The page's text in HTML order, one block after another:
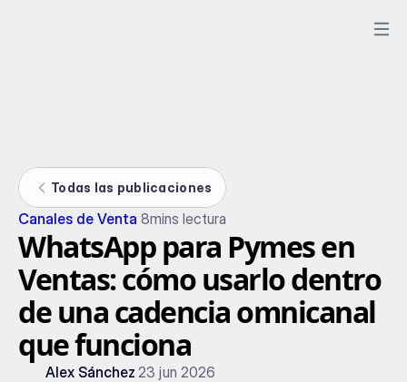
Todas las publicaciones
Canales de Venta 8mins lectura
WhatsApp para Pymes en
Ventas: cómo usarlo dentro
de una cadencia omnicanal
que funciona
Alex Sánchez 23 jun 2026